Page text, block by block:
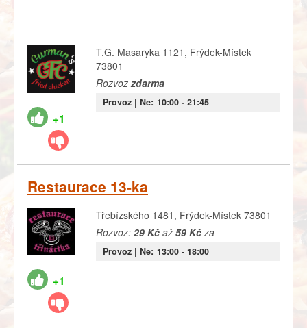
+1
T.G. Masaryka 1121, Frýdek-Místek
73801
Rozvoz zdarma
Provoz | Ne: 10:00- 21:45
Restaurace 13-ka
+1
Třebízského 1481, Frýdek-Místek 73801
Rozvoz: 29 Kčaž 59 Kčza
Provoz | Ne: 13:00- 18:00